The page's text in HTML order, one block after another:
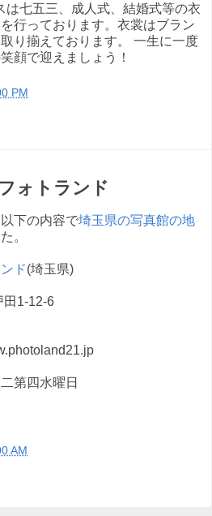
は七五三、成人式、結婚式等の衣
行っております。衣裳はブラン
り揃えております。 一生に一度
顔で迎えましょう！
PM
ォトランド
下の内容で埼玉県の写真館の地
。
ド(埼玉県)
田1-12-6
第四水曜日
AM